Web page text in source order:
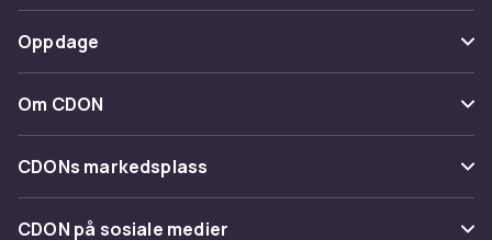
Spor pakke
Angre & returner her
Kontakt oss
Betaling
Levering
Tilbakekallinger
Oppdage
Kategorier
Varemerker
Om CDON
Om oss
Kundeanmeldelser
CDONs markedsplass
Merchant Help Center
CDON på sosiale medier